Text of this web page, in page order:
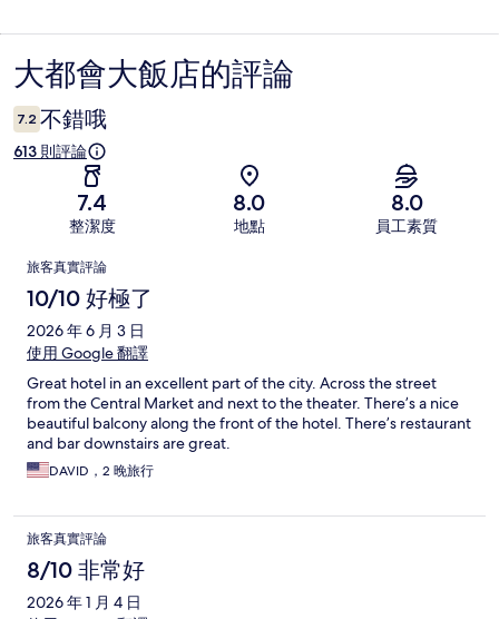
評
論
大都會大飯店的評論
7.2 不錯哦
613 則評論
7.4
整潔度
8.0
地點
8.0
員工素質
評
論
旅客真實評論
10/10 好極了
2026 年 6 月 3 日
使用 Google 翻譯
Great hotel in an excellent part of the city. Across the street
from the Central Market and next to the theater. There’s a nice
beautiful balcony along the front of the hotel. There’s restaurant
and bar downstairs are great.
DAVID，2 晚旅行
旅客真實評論
8/10 非常好
2026 年 1 月 4 日